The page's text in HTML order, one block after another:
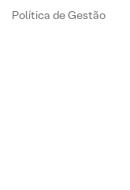
Política de Gestão